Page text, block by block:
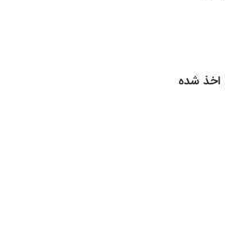
اخذ شده